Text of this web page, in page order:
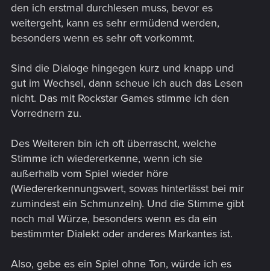
den ich erstmal durchlesen muss, bevor es
weitergeht, kann es sehr ermüdend werden,
besonders wenn es sehr oft vorkommt.
Sind die Dialoge hingegen kurz und knapp und
gut im Wechsel, dann scheue ich auch das Lesen
nicht. Das mit Rockstar Games stimme ich den
Vorrednern zu.
Des Weiteren bin ich oft überrascht, welche
Stimme ich wiedererkenne, wenn ich sie
außerhalb vom Spiel wieder höre
(Wiedererkennungswert, sowas hinterlässt bei mir
zumindest ein Schmunzeln). Und die Stimme gibt
noch mal Würze, besonders wenn es da ein
bestimmter Dialekt oder anderes Markantes ist.
Also, gebe es ein Spiel ohne Ton, würde ich es